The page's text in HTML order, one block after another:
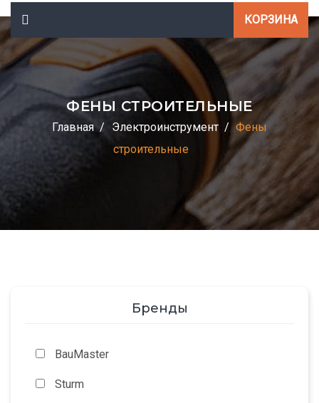
КОРЗИНА
ФЕНЫ СТРОИТЕЛЬНЫЕ
Главная Электроинструмент
Фены
строительные
Бренды
BauMaster
Sturm